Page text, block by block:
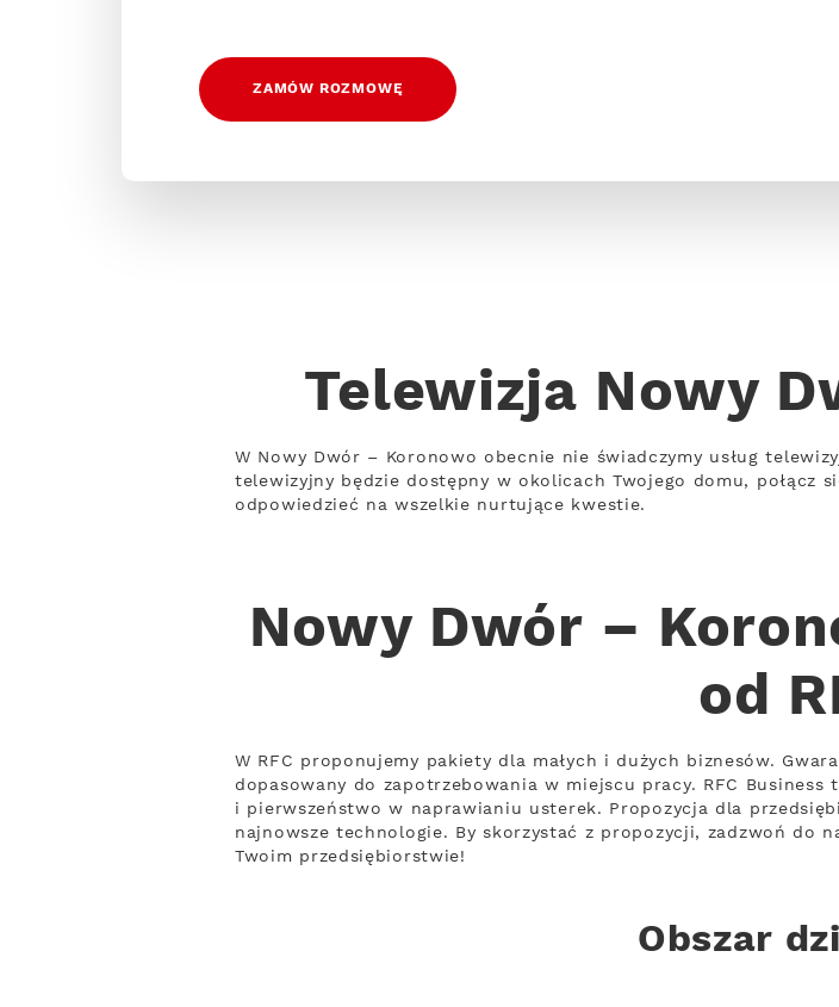
ZAMÓW ROZMOWĘ
Telewizja Nowy
W Nowy Dwór – Koronowo obecnie nie świadczymy usług
telewizyjny będzie dostępny w okolicach Twojego domu, połącz
odpowiedzieć na wszelkie nurtujące kwestie.
Nowy Dwór –
od
W RFC proponujemy pakiety dla małych i dużych biznesów.
dopasowany do zapotrzebowania w miejscu pracy. RFC Business
i pierwszeństwo w naprawianiu usterek. Propozycja dla
najnowsze technologie. By skorzystać z propozycji, zadzwoń do
Twoim przedsiębiorstwie!
Obszar